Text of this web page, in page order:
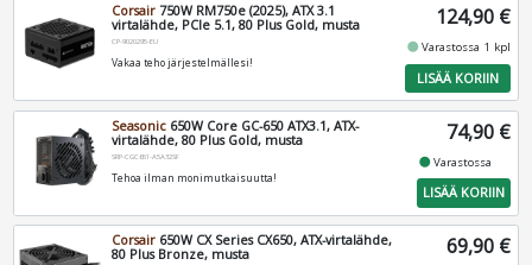
Corsair 750W RM750e (2025), ATX 3.1
virtalähde, PCIe 5.1, 80 Plus Gold, musta
CP-9020295-EU
Vakaa teho järjestelmällesi!
124,90 €
fiber_manual_recordVarastossa 1 kpl
LISÄÄ KORIIN
Seasonic 650W Core GC-650 ATX3.1, ATX-
virtalähde, 80 Plus Gold, musta
SRP-CGC651-A5A32SF
Tehoa ilman monimutkaisuutta!
74,90 €
fiber_manual_recordVarastossa
LISÄÄ KORIIN
Corsair 650W CX Series CX650, ATX-virtalähde,
80 Plus Bronze, musta
69,90 €